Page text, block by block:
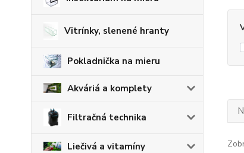
Vitrínky, slenené hranty
Pokladnička na mieru
Akváriá a komplety
Filtračná technika
Liečivá a vitamíny